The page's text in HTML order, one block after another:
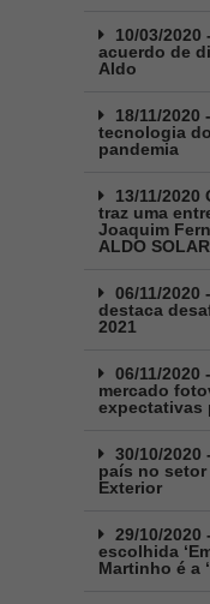
10/03/
acuerdo de
Aldo
18/11/2020
tecnologia
pandemia
13/11/2020
traz uma
Joaquim
ALDO SOLAR
06/11/2020
destaca
2021
06/11/
mercado
expectativas
30/10/2020
país no setor
Exterior
29/10/2020
escolhida
Martinho é a